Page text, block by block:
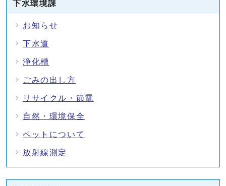
下水環境課
お知らせ
下水道
浄化槽
ごみの出し方
リサイクル・節電
自然・環境保全
ペットについて
放射線測定